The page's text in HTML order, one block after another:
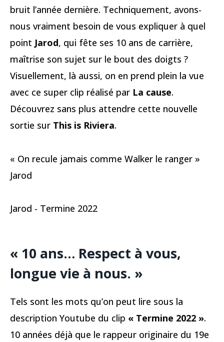
bruit l’année dernière. Techniquement, avons-
nous vraiment besoin de vous expliquer à quel
point Jarod, qui fête ses 10 ans de carrière,
maîtrise son sujet sur le bout des doigts ?
Visuellement, là aussi, on en prend plein la vue
avec ce super clip réalisé par La cause.
Découvrez sans plus attendre cette nouvelle
sortie sur This is Riviera.
« On recule jamais comme Walker le ranger »
Jarod
Jarod - Termine 2022
« 10 ans… Respect à vous,
longue vie à nous. »
Tels sont les mots qu’on peut lire sous la
description Youtube du clip « Termine 2022 ».
10 années déjà que le rappeur originaire du 19e